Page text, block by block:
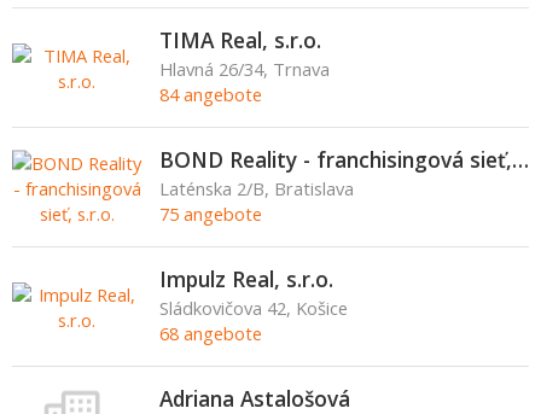
TIMA Real, s.r.o.
Hlavná 26/34, Trnava
84 angebote
BOND Reality - franchisingová sieť, s.r.o.
Laténska 2/B, Bratislava
75 angebote
Impulz Real, s.r.o.
Sládkovičova 42, Košice
68 angebote
Adriana Astalošová